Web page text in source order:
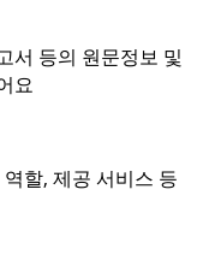
서 등의 원문정보 및
요
할, 제공 서비스 등